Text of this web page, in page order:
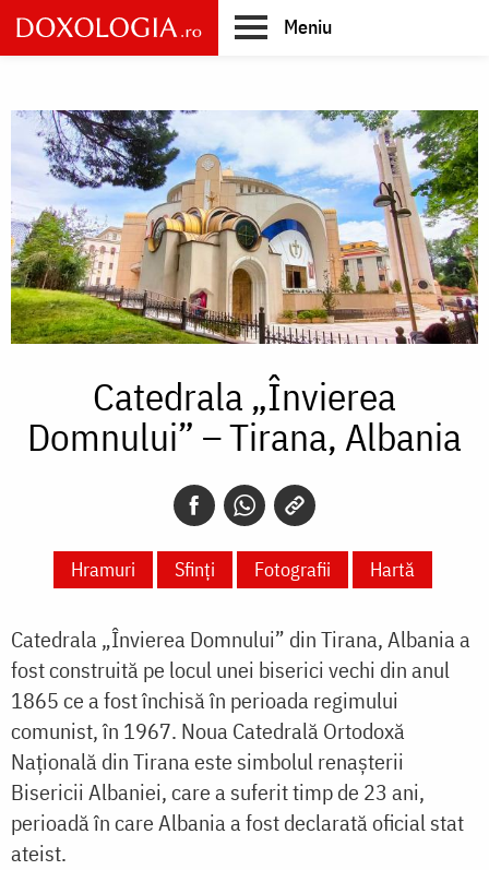
Skip
to
main
Meniu
Catedrala „Învierea
Domnului” – Tirana, Albania
Hramuri Sfinți Fotografii Hartă
Catedrala „Învierea Domnului” din Tirana, Albania a
fost construită pe locul unei biserici vechi din anul
1865 ce a fost închisă în perioada regimului
comunist, în 1967. Noua Catedrală Ortodoxă
Națională din Tirana este simbolul renașterii
Bisericii Albaniei, care a suferit timp de 23 ani,
perioadă în care Albania a fost declarată oficial stat
ateist.